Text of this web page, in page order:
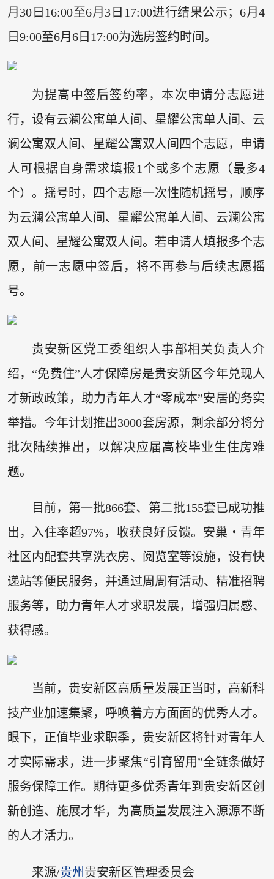
月30日16:00至6月3日17:00进行结果公示；6月4
日9:00至6月6日17:00为选房签约时间。
为提高中签后签约率，本次申请分志愿进
行，设有云澜公寓单人间、星耀公寓单人间、云
澜公寓双人间、星耀公寓双人间四个志愿，申请
人可根据自身需求填报1个或多个志愿（最多4
个）。摇号时，四个志愿一次性随机摇号，顺序
为云澜公寓单人间、星耀公寓单人间、云澜公寓
双人间、星耀公寓双人间。若申请人填报多个志
愿，前一志愿中签后，将不再参与后续志愿摇
号。
贵安新区党工委组织人事部相关负责人介
绍，“免费住”人才保障房是贵安新区今年兑现人
才新政政策，助力青年人才“零成本”安居的务实
举措。今年计划推出3000套房源，剩余部分将分
批次陆续推出，以解决应届高校毕业生住房难
题。
目前，第一批866套、第二批155套已成功推
出，入住率超97%，收获良好反馈。安巢・青年
社区内配套共享洗衣房、阅览室等设施，设有快
递站等便民服务，并通过周周有活动、精准招聘
服务等，助力青年人才求职发展，增强归属感、
获得感。
当前，贵安新区高质量发展正当时，高新科
技产业加速集聚，呼唤着方方面面的优秀人才。
眼下，正值毕业求职季，贵安新区将针对青年人
才实际需求，进一步聚焦“引育留用”全链条做好
服务保障工作。期待更多优秀青年到贵安新区创
新创造、施展才华，为高质量发展注入源源不断
的人才活力。
来源/贵州 贵安新区管理委员会